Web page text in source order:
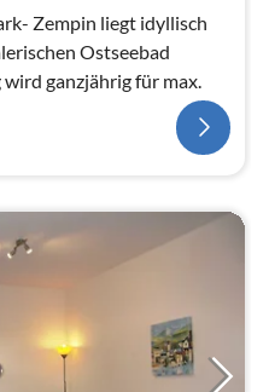
Zempin liegt idyllisch
Ostseebad
ganzjährig für max.